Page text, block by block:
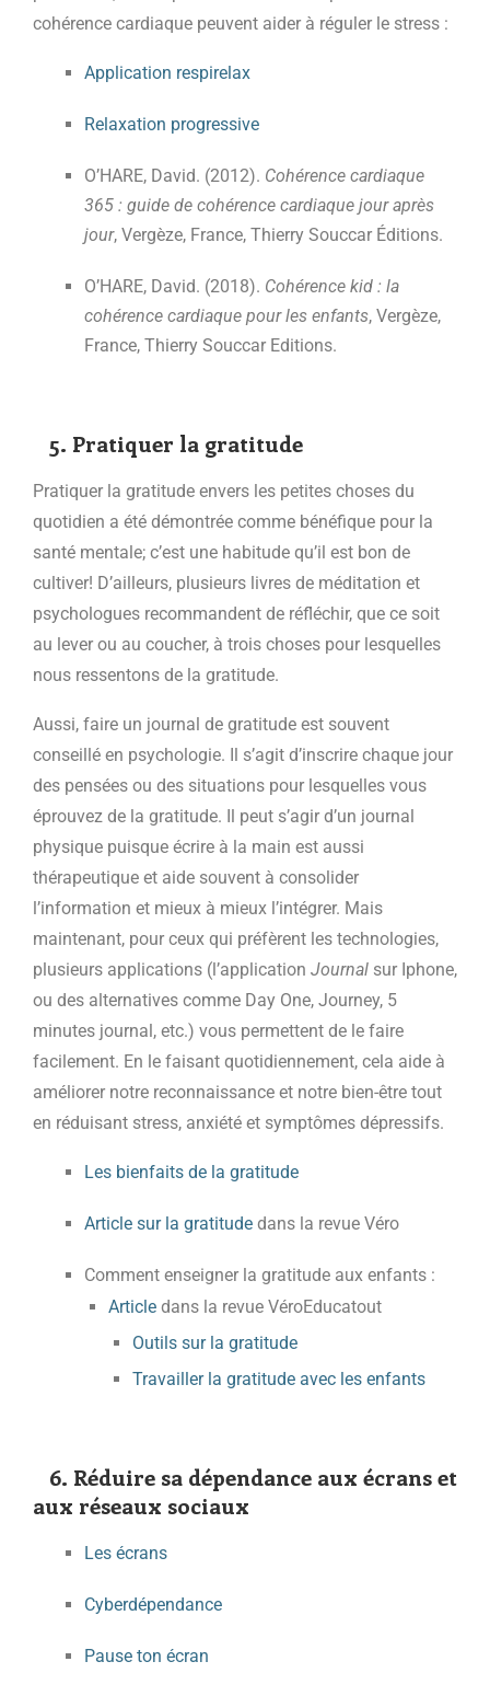
cohérence cardiaque peuvent aider à réguler le stress :
Application respirelax
Relaxation progressive
O’HARE, David. (2012). Cohérence cardiaque
365 : guide de cohérence cardiaque jour après
jour, Vergèze, France, Thierry Souccar Éditions.
O’HARE, David. (2018). Cohérence kid : la
cohérence cardiaque pour les enfants, Vergèze,
France, Thierry Souccar Editions.
5. Pratiquer la gratitude
Pratiquer la gratitude envers les petites choses du
quotidien a été démontrée comme bénéfique pour la
santé mentale; c’est une habitude qu’il est bon de
cultiver! D’ailleurs, plusieurs livres de méditation et
psychologues recommandent de réfléchir, que ce soit
au lever ou au coucher, à trois choses pour lesquelles
nous ressentons de la gratitude.
Aussi, faire un journal de gratitude est souvent
conseillé en psychologie. Il s’agit d’inscrire chaque jour
des pensées ou des situations pour lesquelles vous
éprouvez de la gratitude. Il peut s’agir d’un journal
physique puisque écrire à la main est aussi
thérapeutique et aide souvent à consolider
l’information et mieux à mieux l’intégrer. Mais
maintenant, pour ceux qui préfèrent les technologies,
plusieurs applications (l’application Journal sur Iphone,
ou des alternatives comme Day One, Journey, 5
minutes journal, etc.) vous permettent de le faire
facilement. En le faisant quotidiennement, cela aide à
améliorer notre reconnaissance et notre bien-être tout
en réduisant stress, anxiété et symptômes dépressifs.
Les bienfaits de la gratitude
Article sur la gratitude dans la revue Véro
Comment enseigner la gratitude aux enfants :
Article dans la revue VéroEducatout
Outils sur la gratitude
Travailler la gratitude avec les enfants
6. Réduire sa dépendance aux écrans et
aux réseaux sociaux
Les écrans
Cyberdépendance
Pause ton écran